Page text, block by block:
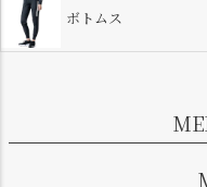
ボトムス